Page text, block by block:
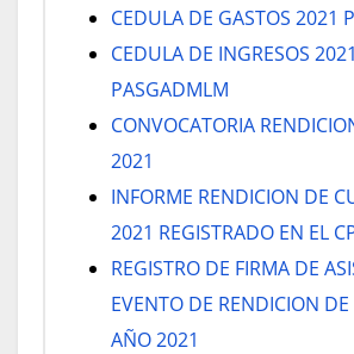
CEDULA DE GASTOS 2021
CEDULA DE INGRESOS 2021
PASGADMLM
CONVOCATORIA
2021
INFORME RENDICION DE
2021 REGISTRADO EN EL
REGISTRO DE FIRMA DE
EVENTO DE RENDICION
AÑO 2021